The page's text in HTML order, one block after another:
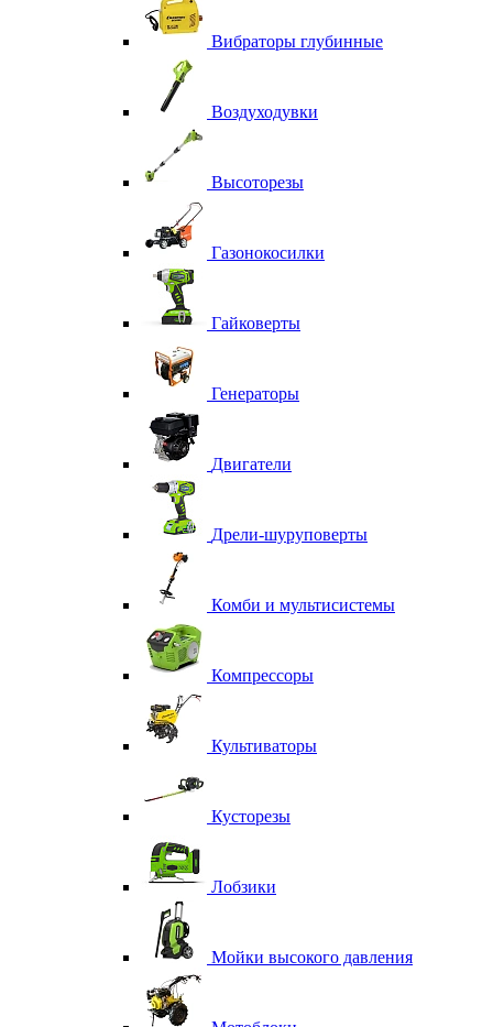
Вибраторы глубинные
Воздуходувки
Высоторезы
Газонокосилки
Гайковерты
Генераторы
Двигатели
Дрели-шуруповерты
Комби и мультисистемы
Компрессоры
Культиваторы
Кусторезы
Лобзики
Мойки высокого давления